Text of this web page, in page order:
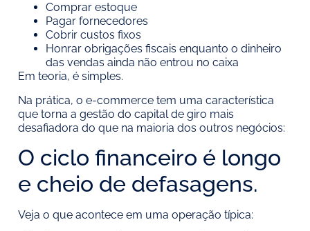
Comprar estoque
Pagar fornecedores
Cobrir custos fixos
Honrar obrigações fiscais enquanto o dinheiro
das vendas ainda não entrou no caixa
Em teoria, é simples.
Na prática, o e-commerce tem uma característica
que torna a gestão do capital de giro mais
desafiadora do que na maioria dos outros negócios:
O ciclo financeiro é longo
e cheio de defasagens.
Veja o que acontece em uma operação típica: